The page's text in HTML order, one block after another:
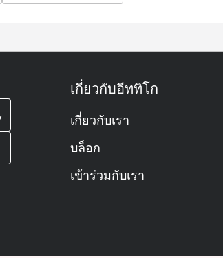
เกี่ยวกับอีททิโก
เกี่ยวกับเรา
บล็อก
เข้าร่วมกับเรา